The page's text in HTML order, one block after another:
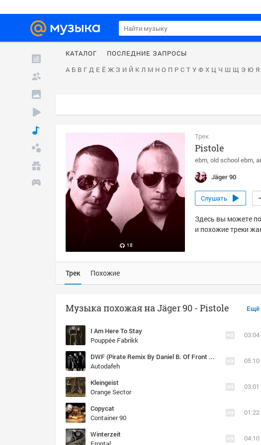
КАТАЛОГ
ПОСЛЕДНИЕ ЗАПРОСЫ
А Б В Г Д Е Ё Ж З И Й К Л М Н О П Р С Т У Ф Х Ц Ч Ш Щ Э Ю Я
18
Трек
Pistole
ebm old school ebm
Jäger 90
Слушать
Здесь вы можете
и похожие треки
Трек Похожие
Ещё
Музыка похожая на Jäger 90 - Pistole
I Am Here To Stay
Pouppée Fabrikk
03:04
DWF (Pirate Remix By Daniel B. Of Front 242)
Autodafeh
05:10
Kleingeist
Orange Sector
03:01
Copycat
Container 90
01:22
Winterzeit
04:10